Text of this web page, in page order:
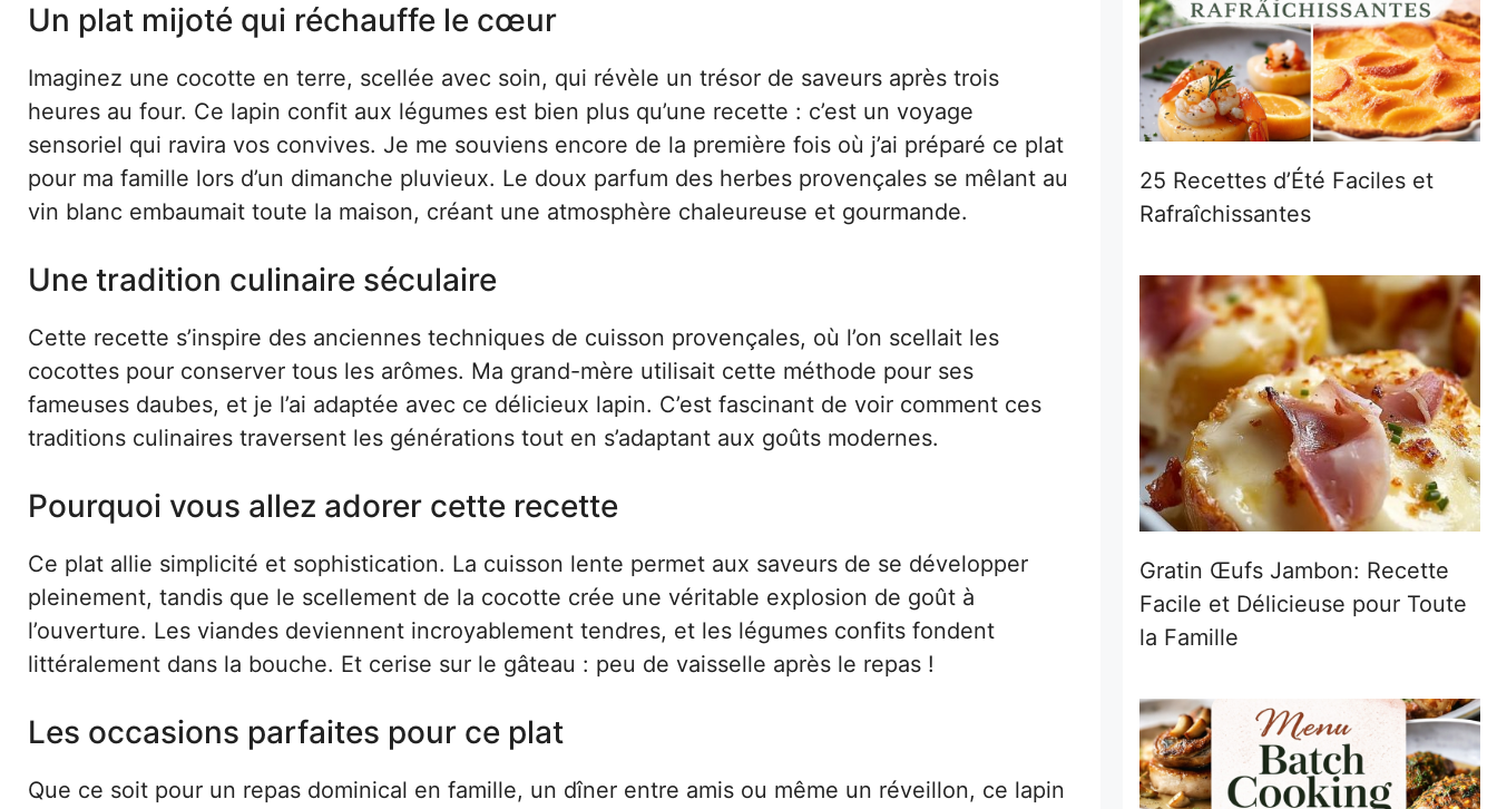
Un plat mijoté qui réchauffe le cœur
Imaginez une cocotte en terre, scellée avec soin, qui révèle un trésor de saveurs après trois
heures au four. Ce lapin confit aux légumes est bien plus qu’une recette : c’est un voyage
sensoriel qui ravira vos convives. Je me souviens encore de la première fois où j’ai préparé ce plat
pour ma famille lors d’un dimanche pluvieux. Le doux parfum des herbes provençales se mêlant au
vin blanc embaumait toute la maison, créant une atmosphère chaleureuse et gourmande.
Une tradition culinaire séculaire
Cette recette s’inspire des anciennes techniques de cuisson provençales, où l’on scellait les
cocottes pour conserver tous les arômes. Ma grand-mère utilisait cette méthode pour ses
fameuses daubes, et je l’ai adaptée avec ce délicieux lapin. C’est fascinant de voir comment ces
traditions culinaires traversent les générations tout en s’adaptant aux goûts modernes.
Pourquoi vous allez adorer cette recette
Ce plat allie simplicité et sophistication. La cuisson lente permet aux saveurs de se développer
pleinement, tandis que le scellement de la cocotte crée une véritable explosion de goût à
l’ouverture. Les viandes deviennent incroyablement tendres, et les légumes confits fondent
littéralement dans la bouche. Et cerise sur le gâteau : peu de vaisselle après le repas !
Les occasions parfaites pour ce plat
Que ce soit pour un repas dominical en famille, un dîner entre amis ou même un réveillon, ce lapin
25 Recettes d’Été Faciles et
Rafraîchissantes
Gratin Œufs Jambon: Recette
Facile et Délicieuse pour Toute
la Famille